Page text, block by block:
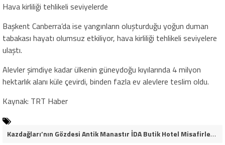
Hava kirliliği tehlikeli seviyelerde
Başkent Canberra’da ise yangınların oluşturduğu yoğun duman
tabakası hayatı olumsuz etkiliyor, hava kirliliği tehlikeli seviyelere
ulaştı.
Alevler şimdiye kadar ülkenin güneydoğu kıyılarında 4 milyon
hektarlık alanı küle çevirdi, binden fazla ev alevlere teslim oldu.
Kaynak: TRT Haber
Kazdağları’nın Gözdesi Antik Manastır İDA Butik Hotel Misafirlerinden Tam Not Alıyor